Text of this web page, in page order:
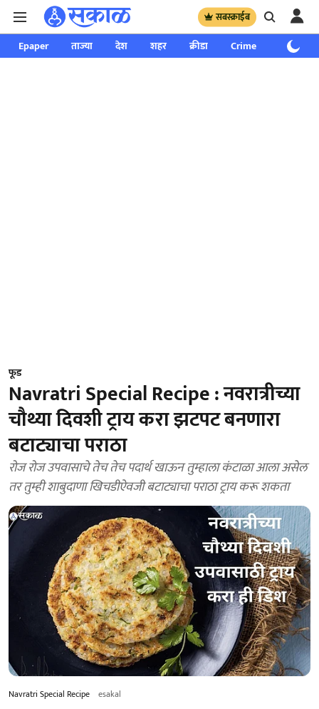
सबस्क्राईब
Epaper ताज्या देश शहर क्रीडा Crime साप्ताहिक
फूड
Navratri Special Recipe : नवरात्रीच्या
चौथ्या दिवशी ट्राय करा झटपट बनणारा
बटाट्याचा पराठा
रोज रोज उपवासाचे तेच तेच पदार्थ खाऊन तुम्हाला कंटाळा आला असेल
तर तुम्ही शाबुदाणा खिचडीऐवजी बटाट्याचा पराठा ट्राय करू शकता
Navratri Special Recipe esakal